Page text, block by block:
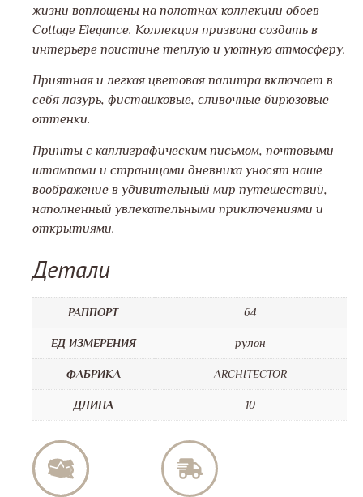
жизни воплощены на полотнах коллекции обоев
Cottage Elegance. Коллекция призвана создать в
интерьере поистине теплую и уютную атмосферу.
Приятная и легкая цветовая палитра включает в
себя лазурь, фисташковые, сливочные бирюзовые
оттенки.
Принты с каллиграфическим письмом, почтовыми
штампами и страницами дневника уносят наше
воображение в удивительный мир путешествий,
наполненный увлекательными приключениями и
открытиями.
Детали
РАППОРТ 64
ЕД ИЗМЕРЕНИЯ рулон
ФАБРИКА ARCHITECTOR
ДЛИНА 10